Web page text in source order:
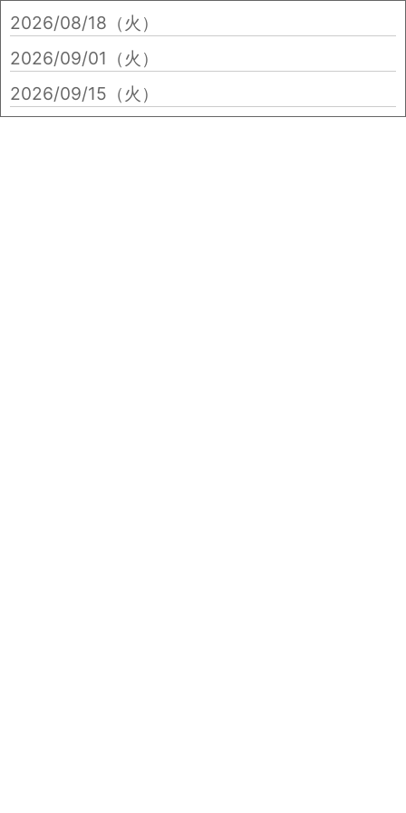
2026/08/18（火）
2026/09/01（火）
2026/09/15（火）